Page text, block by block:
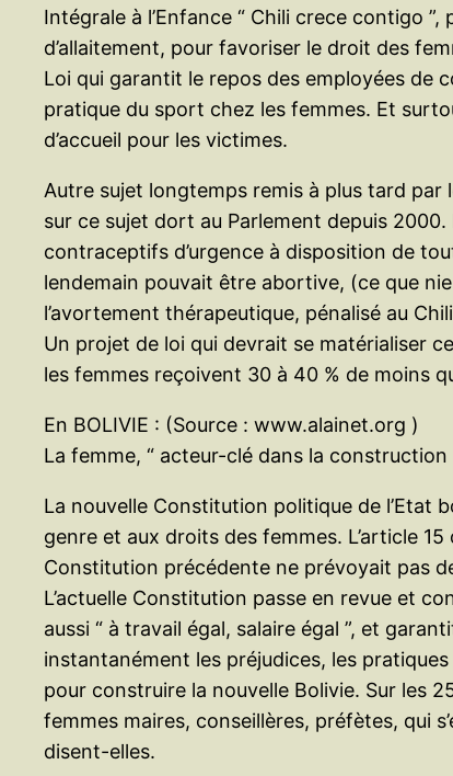
Intégrale à l’Enfance “ Chili crece contigo
d’allaitement, pour favoriser le droit des
Loi qui garantit le repos des employées de
pratique du sport chez les femmes. Et
d’accueil pour les victimes.
Autre sujet longtemps remis à plus tard
sur ce sujet dort au Parlement depuis
contraceptifs d’urgence à disposition de
lendemain pouvait être abortive, (ce que
l’avortement thérapeutique, pénalisé au
Un projet de loi qui devrait se matérialiser
les femmes reçoivent 30 à 40 % de moins
En BOLIVIE : (Source : www.alainet.org )
La femme, “ acteur-clé dans la
La nouvelle Constitution politique de l’Etat
genre et aux droits des femmes. L’article
Constitution précédente ne prévoyait pas
L’actuelle Constitution passe en revue et
aussi “ à travail égal, salaire égal ”, et
instantanément les préjudices, les
pour construire la nouvelle Bolivie. Sur les
femmes maires, conseillères, préfètes, qui
disent-elles.